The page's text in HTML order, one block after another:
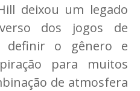
deixou um legado
dos jogos de
definir o gênero e
para muitos
de atmosfera